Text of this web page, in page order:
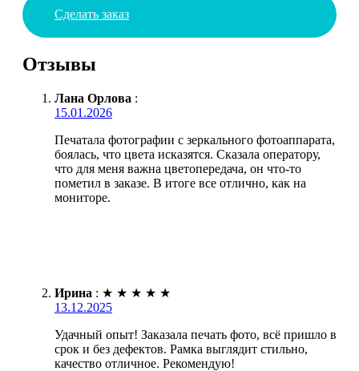
Сделать заказ
Отзывы
Лана Орлова :
15.01.2026
Печатала фотографии с зеркального фотоаппарата,
боялась, что цвета исказятся. Сказала оператору,
что для меня важна цветопередача, он что-то
пометил в заказе. В итоге все отлично, как на
мониторе.
Ирина : ★ ★ ★ ★ ★
13.12.2025
Удачный опыт! Заказала печать фото, всё пришло в
срок и без дефектов. Рамка выглядит стильно,
качество отличное. Рекомендую!